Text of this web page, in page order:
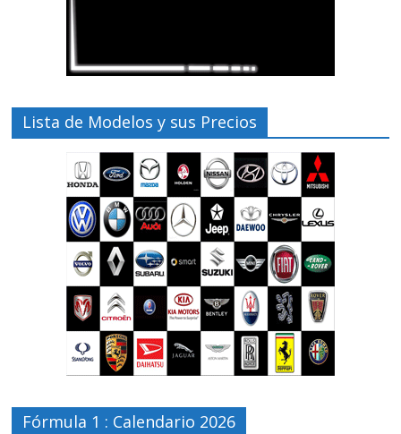
Lista de Modelos y sus Precios
Fórmula 1 : Calendario 2026